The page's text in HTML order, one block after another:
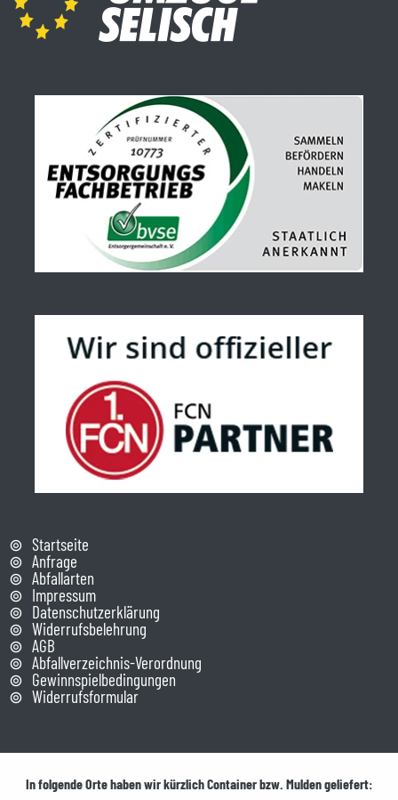
Startseite
Anfrage
Abfallarten
Impressum
Datenschutzerklärung
Widerrufsbelehrung
AGB
Abfallverzeichnis-Verordnung
Gewinnspielbedingungen
Widerrufsformular
In folgende Orte haben wir kürzlich Container bzw. Mulden geliefert: